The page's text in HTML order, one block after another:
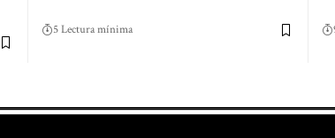
5 Lectura mínima